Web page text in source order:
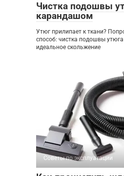
Чистка подошвы
карандашом
Утюг прилипает к ткани?
способ: чистка подошвы
идеальное скольжение
Советы по эксплуатации